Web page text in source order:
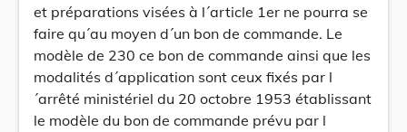
et préparations visées à l´article 1er ne pourra se
faire qu´au moyen d´un bon de commande. Le
modèle de 230 ce bon de commande ainsi que les
modalités d´application sont ceux fixés par l
´arrêté ministériel du 20 octobre 1953 établissant
le modèle du bon de commande prévu par l